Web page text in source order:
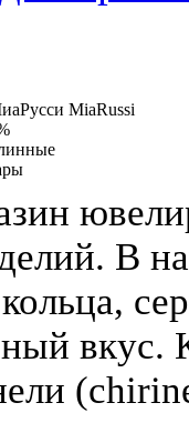
В
вкус.